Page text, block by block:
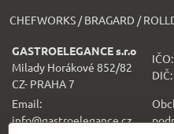
CHEFWORKS / BRAGARD /
GASTROELEGANCE s.r.o
Milady Horákové 852/82
CZ- PRAHA 7
Email:
info@gastroelegance.cz